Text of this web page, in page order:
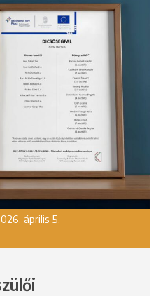
április 5.